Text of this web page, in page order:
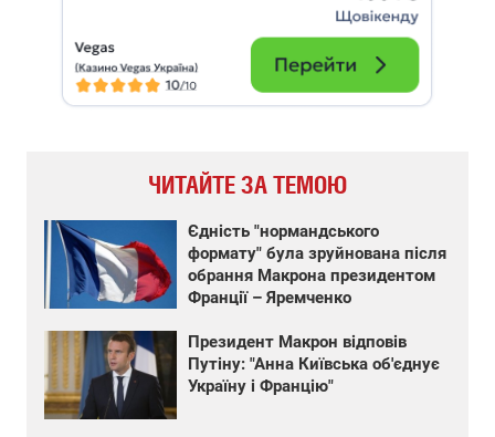
ЧИТАЙТЕ ЗА ТЕМОЮ
Єдність "нормандського
формату" була зруйнована після
обрання Макрона президентом
Франції – Яремченко
Президент Макрон відповів
Путіну: "Анна Київська об'єднує
Україну і Францію"